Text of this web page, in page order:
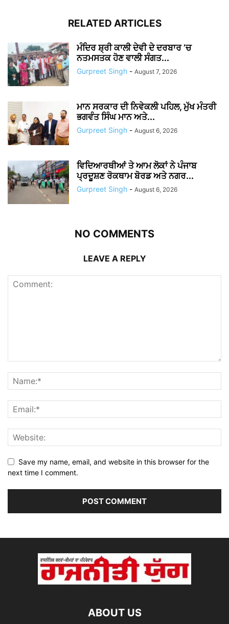
RELATED ARTICLES
ਮੰਦਿਰ ਸ਼੍ਰੀ ਕਾਲੀ ਦੇਵੀ ਦੇ ਦਰਬਾਰ ’ਚ
ਨਤਮਸਤਕ ਹੋਣ ਵਾਲੀ ਸੰਗਤ...
Gurpreet Singh - August 7, 2026
ਮਾਨ ਸਰਕਾਰ ਦੀ ਨਿਵੇਕਲੀ ਪਹਿਲ, ਮੁੱਖ ਮੰਤਰੀ
ਭਗਵੰਤ ਸਿੰਘ ਮਾਨ ਅਤੇ...
Gurpreet Singh - August 6, 2026
ਵਿਦਿਆਰਥੀਆਂ ਤੇ ਆਮ ਲੋਕਾਂ ਨੇ ਪੰਜਾਬ
ਪ੍ਰਦੂਸ਼ਣ ਰੋਕਥਾਮ ਬੋਰਡ ਅਤੇ ਨਗਰ...
Gurpreet Singh - August 6, 2026
NO COMMENTS
LEAVE A REPLY
Save my name, email, and website in this browser for the
next time I comment.
ABOUT US